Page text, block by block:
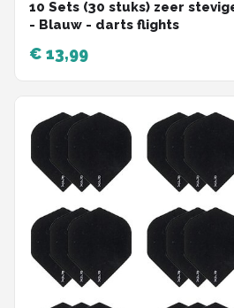
10 Sets (30 stuks) zeer
- Blauw - darts flights
€ 13,99